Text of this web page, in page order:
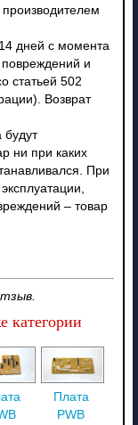
дней с момента
повреждений и
статьей 502
Возврат
будут
ни при каких
При
– товар
категории
Плата
PWB